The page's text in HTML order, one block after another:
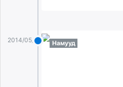
2014/05/06 Намууд